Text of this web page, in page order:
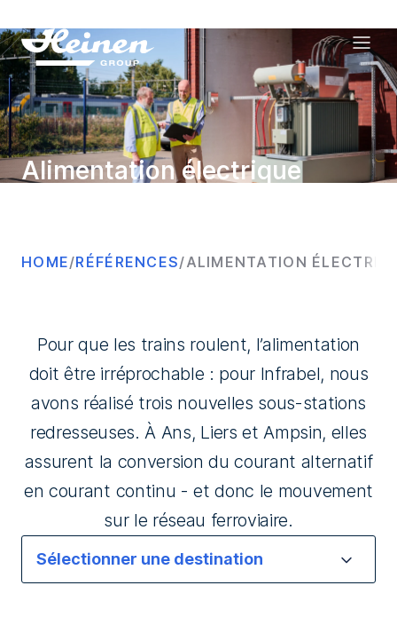
Alimentation électrique
HOME/RÉFÉRENCES/ALIMENTATION
Pour que les trains roulent, l’alimentation
doit être irréprochable : pour Infrabel, nous
avons réalisé trois nouvelles sous-stations
redresseuses. À Ans, Liers et Ampsin, elles
assurent la conversion du courant alternatif
en courant continu - et donc le mouvement
sur le réseau ferroviaire.